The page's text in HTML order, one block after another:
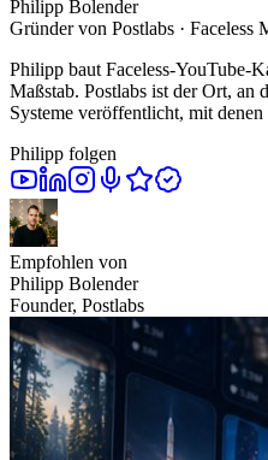
Philipp Bolender
Gründer von Postlabs · Faceless
Philipp baut Faceless-YouTube-
Maßstab. Postlabs ist der Ort, an
Systeme veröffentlicht, mit
Philipp folgen
Empfohlen von
Philipp Bolender
Founder, Postlabs